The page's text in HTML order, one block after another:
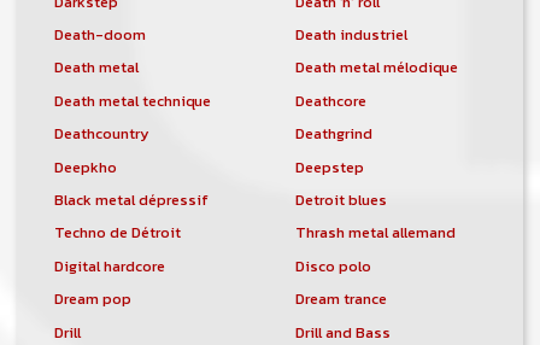
Death-doom
Death industriel
Death metal
Death metal mélodique
Death metal technique
Deathcore
Deathcountry
Deathgrind
Deepkho
Deepstep
Black metal dépressif
Detroit blues
Techno de Détroit
Thrash metal allemand
Digital hardcore
Disco polo
Dream pop
Dream trance
Drill
Drill and Bass